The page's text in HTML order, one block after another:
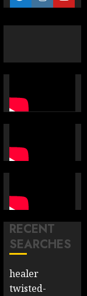
RECENT
SEARCHES
healer
twisted-